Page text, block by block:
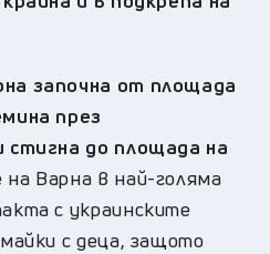
започна от площада
през
до площада на
Варна в най-голяма
с украинските
с деца, защото